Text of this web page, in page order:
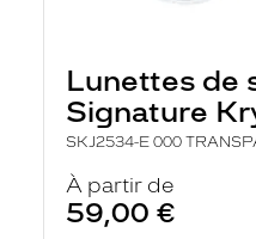
Lunettes de
Signature
SKJ2534-E 000
À partir de
59,00 €